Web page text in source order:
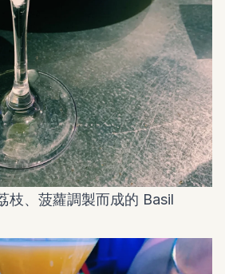
枝、菠蘿調製而成的 Basil